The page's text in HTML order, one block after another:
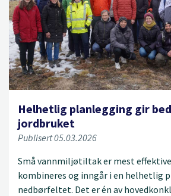
Helhetlig planlegging gir
jordbruket
Publisert 05.03.2026
Små vannmiljøtiltak er mest
kombineres og inngår i en helhetlig
nedbørfeltet. Det er én av